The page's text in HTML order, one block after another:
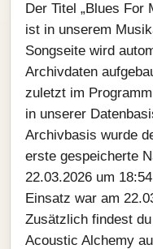
Der Titel „Blues For
ist in unserem
Songseite wird
Archivdaten
zuletzt im
in unserer
Archivbasis wurde
erste gespeicherte
22.03.2026 um
Einsatz war am
Zusätzlich findest
Acoustic Alchemy